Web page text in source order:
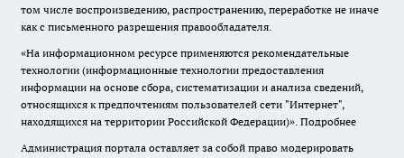
том числе воспроизведению, распространению, переработке не иначе
как с письменного разрешения правообладателя.
«На информационном ресурсе применяются рекомендательные
технологии (информационные технологии предоставления
информации на основе сбора, систематизации и анализа сведений,
относящихся к предпочтениям пользователей сети "Интернет",
находящихся на территории Российской Федерации)». Подробнее
Администрация портала оставляет за собой право модерировать